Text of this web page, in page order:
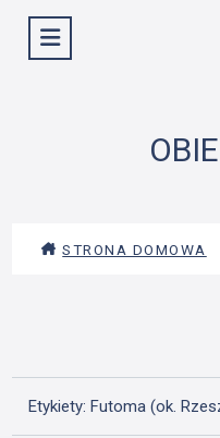
Wyświetl menu
STRONA DOMOWA
Etykiety: Futoma (ok.